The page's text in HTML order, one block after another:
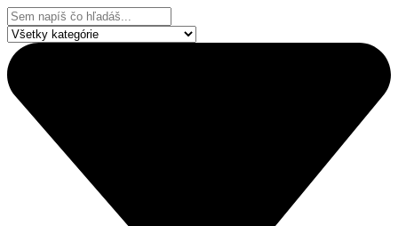
Preskočiť
na
obsah
Search
...